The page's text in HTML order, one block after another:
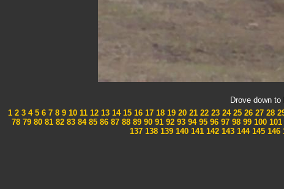
Drove down
1 2 3 45 6 7 8 9 10 11 12 13 1415 16 17 18 19 20 21 22 23 2425 26 27 28
78 79 80 81 82 83 8485 86 87 88 89 90 91 92 93 9495 96 97 98 99 100 101
137138139140141142143144145146